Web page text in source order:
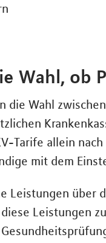
Wahl, ob
die Wahl
Tarife allein
mit dem
Leistungen über
Leistungen